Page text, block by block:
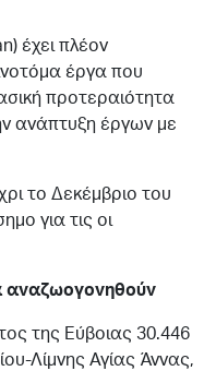
έχει πλέον
έργα που
προτεραιότητα
ανάπτυξη έργων με
το Δεκέμβριο του
για τις οι
αναζωογονηθούν
της Εύβοιας 30.446
Λίμνης Αγίας Άννας,